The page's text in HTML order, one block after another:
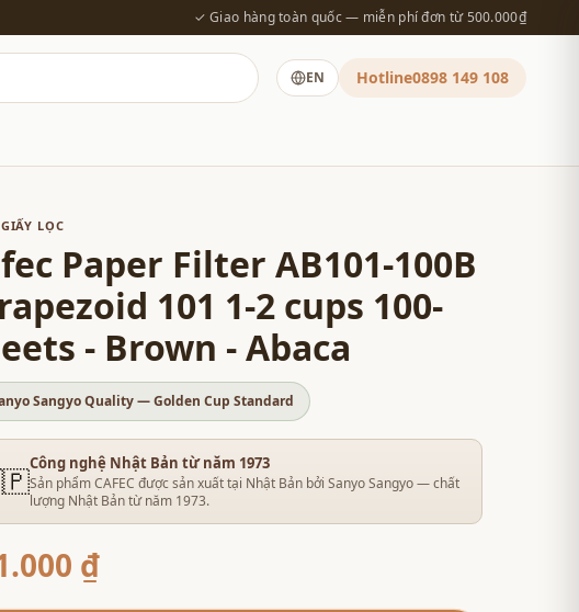
✓ Giao hàng toàn quốc — miễn phí đơn từ 500.000₫
EN Hotline0898 149 108
LỌC
Paper Filter AB101-100B
101 1-2 cups 100-
- Brown - Abaca
Sangyo Quality — Golden Cup Standard
Công nghệ Nhật Bản từ năm 1973
Sản phẩm CAFEC được sản xuất tại Nhật Bản bởi Sanyo Sangyo — chất
lượng Nhật Bản từ năm 1973.
₫